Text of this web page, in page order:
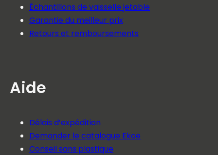
Échantillons de vaisselle jetable
Garantie du meilleur prix
Retours et remboursements
Aide
Délais d’expédition
Demander le catalogue Ekoe
Conseil sans plastique